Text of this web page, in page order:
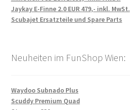
Jaykay E-Finne 2.0 EUR 479,- inkl. MwSt.
Scubajet Ersatzteile und Spare Parts
Neuheiten im FunShop Wien:
Waydoo Subnado Plus
Scuddy Premium Quad